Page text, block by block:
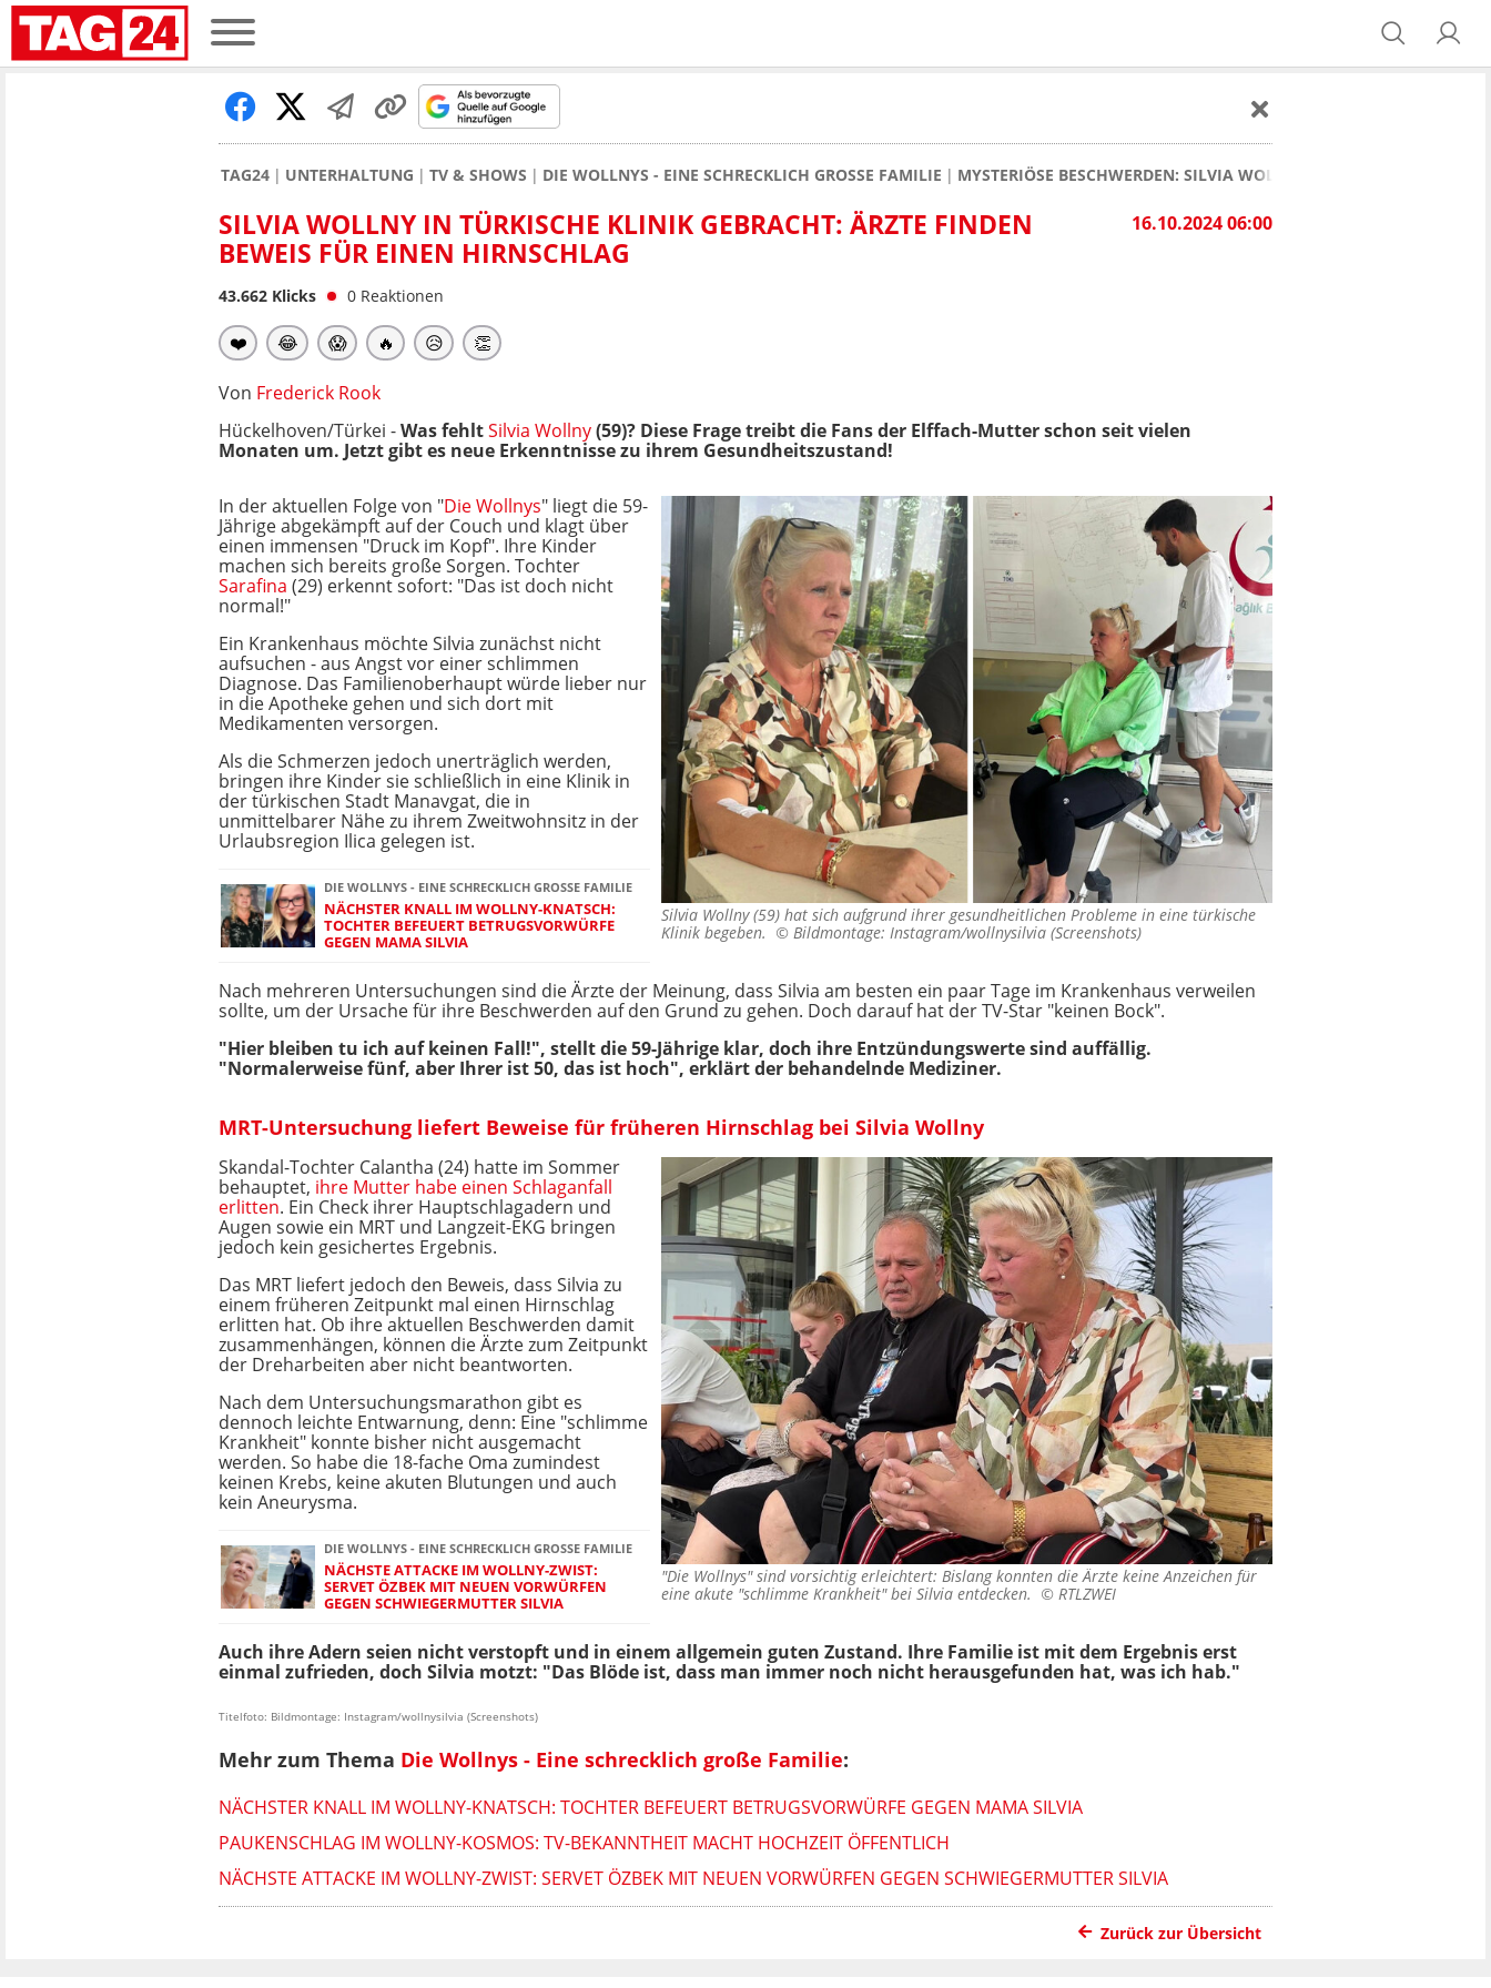
TAG24 UNTERHALTUNG TV & SHOWS DIE WOLLNYS - EINE SCHRECKLICH GROSSE FAMILIE MYSTERIÖSE BESCHWERDEN: SILVIA WOLLNY LÄSST FANS UND
16.10.2024 06:00
SILVIA WOLLNY IN TÜRKISCHE KLINIK GEBRACHT: ÄRZTE FINDEN
BEWEIS FÜR EINEN HIRNSCHLAG
43.662 Klicks 0 Reaktionen
❤️ 😂 😱 🔥 😥 👏
Von Frederick Rook
Hückelhoven/Türkei -Was fehltSilvia Wollny(59)? Diese Frage treibt die Fans der Elffach-Mutter schon seit vielen
Monaten um. Jetzt gibt es neue Erkenntnisse zu ihrem Gesundheitszustand!
Silvia Wollny (59) hat sich aufgrund ihrer gesundheitlichen Probleme in eine türkische
Klinik begeben. © Bildmontage: Instagram/wollnysilvia (Screenshots)
In der aktuellen Folge von "Die Wollnys" liegt die 59-
Jährige abgekämpft auf der Couch und klagt über
einen immensen "Druck im Kopf". Ihre Kinder
machen sich bereits große Sorgen. Tochter
Sarafina (29) erkennt sofort: "Das ist doch nicht
normal!"
Ein Krankenhaus möchte Silvia zunächst nicht
aufsuchen - aus Angst vor einer schlimmen
Diagnose. Das Familienoberhaupt würde lieber nur
in die Apotheke gehen und sich dort mit
Medikamenten versorgen.
Als die Schmerzen jedoch unerträglich werden,
bringen ihre Kinder sie schließlich in eine Klinik in
der türkischen Stadt Manavgat, die in
unmittelbarer Nähe zu ihrem Zweitwohnsitz in der
Urlaubsregion Ilica gelegen ist.
DIE WOLLNYS - EINE SCHRECKLICH GROSSE FAMILIE
NÄCHSTER KNALL IM WOLLNY-KNATSCH:
TOCHTER BEFEUERT BETRUGSVORWÜRFE
GEGEN MAMA SILVIA
Nach mehreren Untersuchungen sind die Ärzte der Meinung, dass Silvia am besten ein paar Tage im Krankenhaus verweilen
sollte, um der Ursache für ihre Beschwerden auf den Grund zu gehen. Doch darauf hat der TV-Star "keinen Bock".
"Hier bleiben tu ich auf keinen Fall!", stellt die 59-Jährige klar, doch ihre Entzündungswerte sind auffällig.
"Normalerweise fünf, aber Ihrer ist 50, das ist hoch", erklärt der behandelnde Mediziner.
MRT-Untersuchung liefert Beweise für früheren Hirnschlag bei Silvia Wollny
"Die Wollnys" sind vorsichtig erleichtert: Bislang konnten die Ärzte keine Anzeichen für
eine akute "schlimme Krankheit" bei Silvia entdecken. © RTLZWEI
Skandal-Tochter Calantha (24) hatte im Sommer
behauptet, ihre Mutter habe einen Schlaganfall
erlitten. Ein Check ihrer Hauptschlagadern und
Augen sowie ein MRT und Langzeit-EKG bringen
jedoch kein gesichertes Ergebnis.
Das MRT liefert jedoch den Beweis, dass Silvia zu
einem früheren Zeitpunkt mal einen Hirnschlag
erlitten hat. Ob ihre aktuellen Beschwerden damit
zusammenhängen, können die Ärzte zum Zeitpunkt
der Dreharbeiten aber nicht beantworten.
Nach dem Untersuchungsmarathon gibt es
dennoch leichte Entwarnung, denn: Eine "schlimme
Krankheit" konnte bisher nicht ausgemacht
werden. So habe die 18-fache Oma zumindest
keinen Krebs, keine akuten Blutungen und auch
kein Aneurysma.
DIE WOLLNYS - EINE SCHRECKLICH GROSSE FAMILIE
NÄCHSTE ATTACKE IM WOLLNY-ZWIST:
SERVET ÖZBEK MIT NEUEN VORWÜRFEN
GEGEN SCHWIEGERMUTTER SILVIA
Auch ihre Adern seien nicht verstopft und in einem allgemein guten Zustand. Ihre Familie ist mit dem Ergebnis erst
einmal zufrieden, doch Silvia motzt: "Das Blöde ist, dass man immer noch nicht herausgefunden hat, was ich hab."
Titelfoto: Bildmontage: Instagram/wollnysilvia (Screenshots)
Mehr zum Thema Die Wollnys - Eine schrecklich große Familie:
NÄCHSTER KNALL IM WOLLNY-KNATSCH: TOCHTER BEFEUERT BETRUGSVORWÜRFE GEGEN MAMA SILVIA
PAUKENSCHLAG IM WOLLNY-KOSMOS: TV-BEKANNTHEIT MACHT HOCHZEIT ÖFFENTLICH
NÄCHSTE ATTACKE IM WOLLNY-ZWIST: SERVET ÖZBEK MIT NEUEN VORWÜRFEN GEGEN SCHWIEGERMUTTER SILVIA
Zurück zur Übersicht